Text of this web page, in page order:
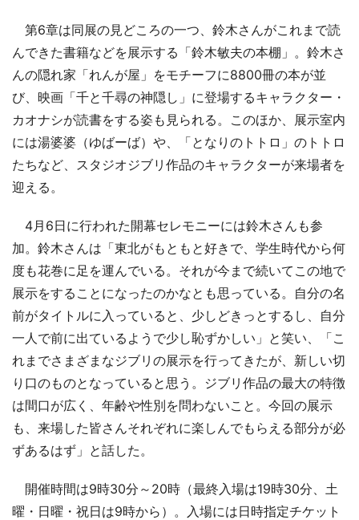
第6章は同展の見どころの一つ、鈴木さんがこれまで読
んできた書籍などを展示する「鈴木敏夫の本棚」。鈴木さ
んの隠れ家「れんが屋」をモチーフに8800冊の本が並
び、映画「千と千尋の神隠し」に登場するキャラクター・
カオナシが読書をする姿も見られる。このほか、展示室内
には湯婆婆（ゆばーば）や、「となりのトトロ」のトトロ
たちなど、スタジオジブリ作品のキャラクターが来場者を
迎える。
4月6日に行われた開幕セレモニーには鈴木さんも参
加。鈴木さんは「東北がもともと好きで、学生時代から何
度も花巻に足を運んでいる。それが今まで続いてこの地で
展示をすることになったのかなとも思っている。自分の名
前がタイトルに入っていると、少しどきっとするし、自分
一人で前に出ているようで少し恥ずかしい」と笑い、「こ
れまでさまざまなジブリの展示を行ってきたが、新しい切
り口のものとなっていると思う。ジブリ作品の最大の特徴
は間口が広く、年齢や性別を問わないこと。今回の展示
も、来場した皆さんそれぞれに楽しんでもらえる部分が必
ずあるはず」と話した。
開催時間は9時30分～20時（最終入場は19時30分、土
曜・日曜・祝日は9時から）。入場には日時指定チケット